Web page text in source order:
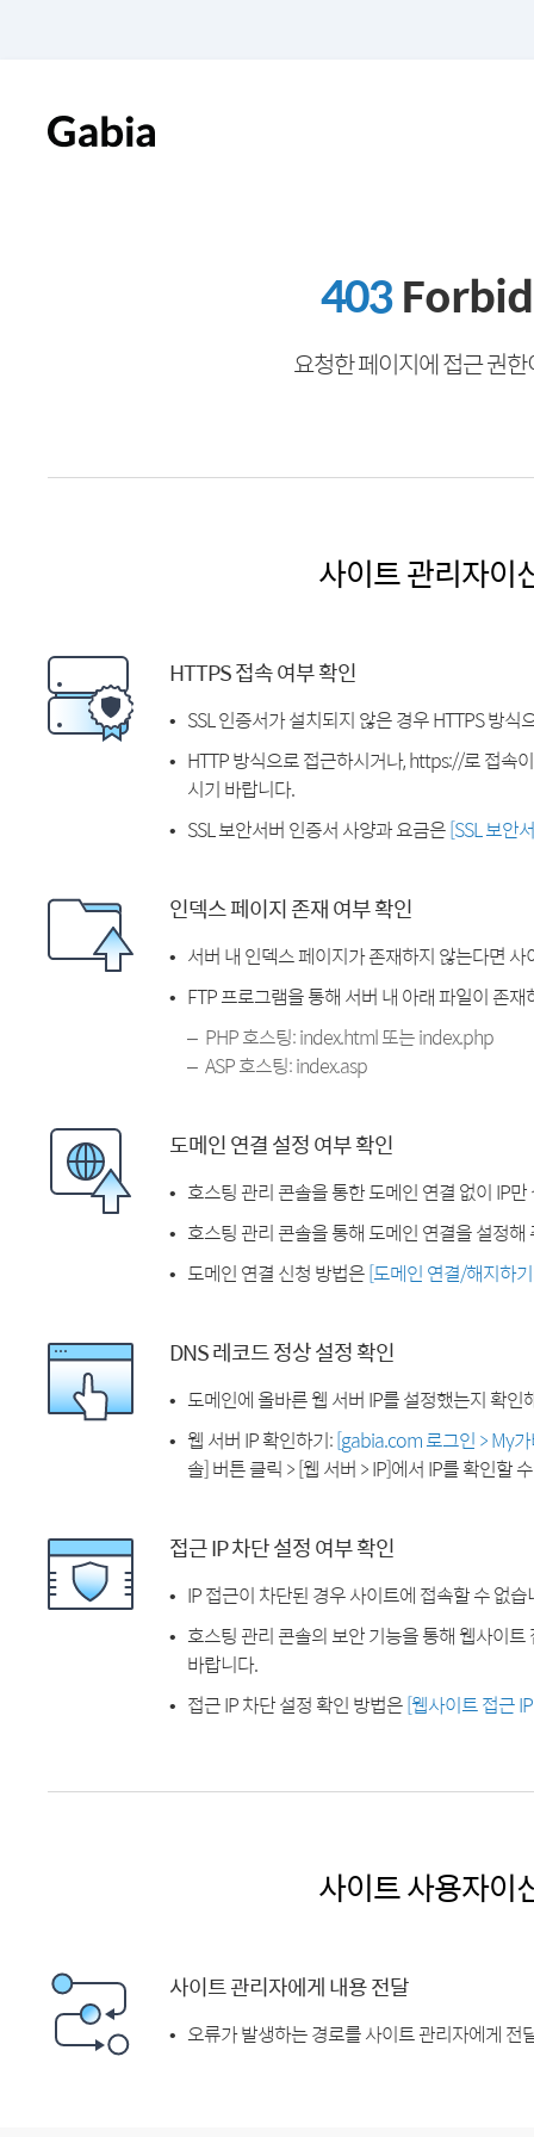
403
요청한 페이지에 접근 권
사이트 관리자이
HTTPS 접속 여부 확인
SSL 인증서가 설치되지 않은 경우 HTTPS 방식
HTTP 방식으로 접근하시거나, https://로 접속
시기 바랍니다.
SSL 보안서버 인증서 사양과 요금은[SSL 보안
인덱스 페이지 존재 여부 확인
서버 내 인덱스 페이지가 존재하지 않는다면
FTP 프로그램을 통해 서버 내 아래 파일이 존
PHP 호스팅: index.html 또는 index.php
ASP 호스팅: index.asp
도메인 연결 설정 여부 확인
호스팅 관리 콘솔을 통한 도메인 연결 없이 IP
호스팅 관리 콘솔을 통해 도메인 연결을 설정해
도메인 연결 신청 방법은[도메인 연결/해지하
DNS 레코드 정상 설정 확인
도메인에 올바른 웹 서버 IP를 설정했는지 확인
웹 서버 IP 확인하기:[gabia.com 로그인 > My
솔] 버튼 클릭 > [웹 서버 > IP]에서 IP를 확인할
접근 IP 차단 설정 여부 확인
IP 접근이 차단된 경우 사이트에 접속할 수 없습
호스팅 관리 콘솔의 보안 기능을 통해 웹사이
바랍니다.
접근 IP 차단 설정 확인 방법은[웹사이트 접근
사이트 사용자이
사이트 관리자에게 내용 전달
오류가 발생하는 경로를 사이트 관리자에게 전